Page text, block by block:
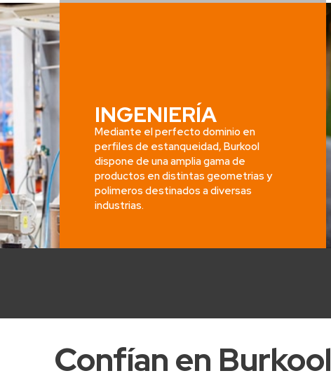
INGENIERÍA
Mediante el perfecto dominio en
perfiles de estanqueidad, Burkool
dispone de una amplia gama de
productos en distintas geometrias y
polimeros destinados a diversas
industrias.
Confían en Burkool